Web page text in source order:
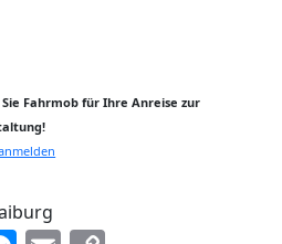
Fahrmob für Ihre Anreise zur